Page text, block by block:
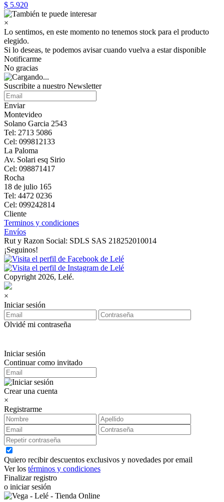
$ 5.920
×
Lo sentimos, en este momento no tenemos stock para el producto
elegido.
Si lo deseas, te podemos avisar cuando vuelva a estar disponible
Notificarme
No gracias
Suscribite a nuestro Newsletter
Enviar
Montevideo
Solano Garcia 2543
Tel: 2713 5086
Cel: 099812133
La Paloma
Av. Solari esq Sirio
Cel: 098871417
Rocha
18 de julio 165
Tel: 4472 0236
Cel: 099242814
Cliente
Terminos y condiciones
Envíos
Rut y Razon Social: SDLS SAS 218252010014
¡Seguinos!
Copyright 2026, Lelé.
×
Iniciar sesión
Olvidé mi contraseña
Iniciar sesión
Continuar como invitado
Crear una cuenta
×
Registrarme
Quiero recibir descuentos exclusivos y novedades por email
Ver los términos y condiciones
Finalizar registro
o iniciar sesión